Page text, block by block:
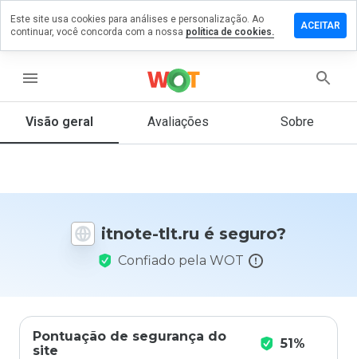
menu
Visão geral Avaliações Sobre
itnote-tlt.ru é seguro?
Confiado pela WOT
Pontuação de segurança do
site
51%
um
itnote-
que
Este site usa cookies para análises e personalização. Ao
continuar, você concorda com a nossa política de cookies.
ACEITAR